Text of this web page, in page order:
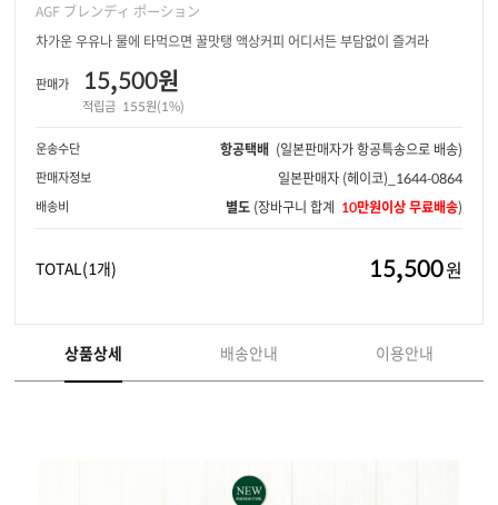
상품상세 배송안내 이용안내
AGF ブレンディ ポーション
차가운 우유나 물에 타먹으면 꿀맛탱 액상커피 어디서든 부담없이 즐겨라
판매가 15,500원
적립금 155원(1%)
운송수단 항공택배 (일본판매자가 항공특송으로 배송)
판매자정보 일본판매자 (헤이코)_1644-0864
배송비 별도 (장바구니 합계 10만원이상 무료배송)
TOTAL 15,500원
(1개)